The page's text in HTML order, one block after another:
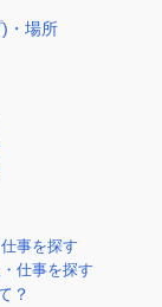
・場所
事を探す
仕事を探す
？